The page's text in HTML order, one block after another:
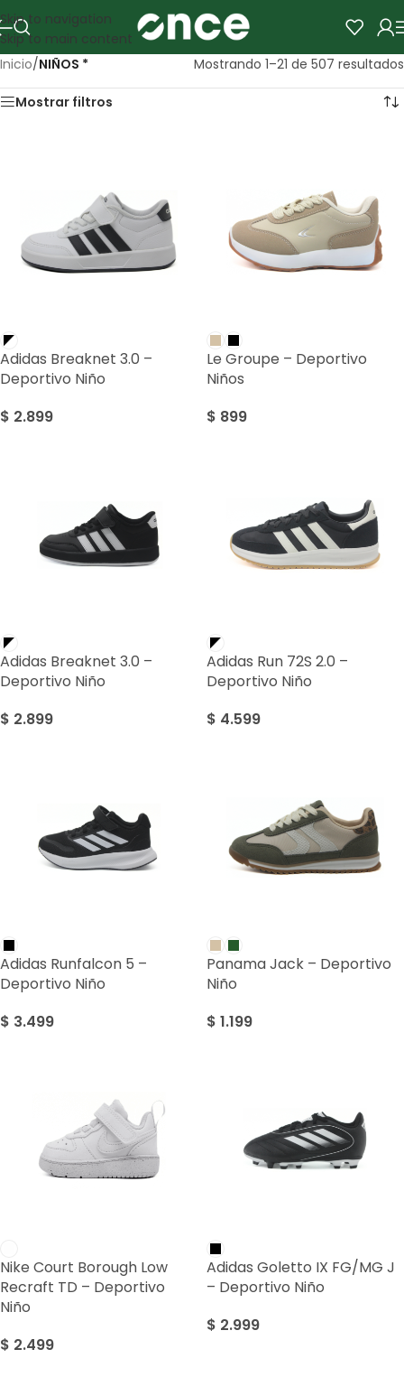
Skip to navigation
Skip to main content
Inicio/NIÑOS * Mostrando 1–21 de 507 resultados
Mostrar filtros
Adidas Breaknet 3.0 –
Deportivo Niño
$ 2.899
Le Groupe – Deportivo
Niños
$ 899
Adidas Breaknet 3.0 –
Deportivo Niño
$ 2.899
Adidas Run 72S 2.0 –
Deportivo Niño
$ 4.599
Adidas Runfalcon 5 –
Deportivo Niño
$ 3.499
Panama Jack – Deportivo
Niño
$ 1.199
Nike Court Borough Low
Recraft TD – Deportivo
Niño
$ 2.499
Adidas Goletto IX FG/MG J
– Deportivo Niño
$ 2.999